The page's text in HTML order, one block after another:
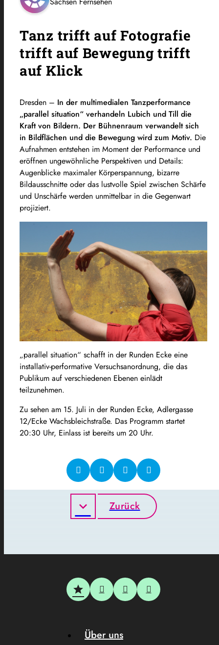
Tanz trifft auf Fotografie
trifft auf Bewegung trifft
auf Klick
Dresden – In der multimedialen Tanzperformance
„parallel situation“ verhandeln Lubich und Till die
Kraft von Bildern. Der Bühnenraum verwandelt sich
in Bildflächen und die Bewegung wird zum Motiv. Die
Aufnahmen entstehen im Moment der Performance und
eröffnen ungewöhnliche Perspektiven und Details:
Augenblicke maximaler Körperspannung, bizarre
Bildausschnitte oder das lustvolle Spiel zwischen Schärfe
und Unschärfe werden unmittelbar in die Gegenwart
projiziert.
„parallel situation“ schafft in der Runden Ecke eine
installativ-performative Versuchsanordnung, die das
Publikum auf verschiedenen Ebenen einlädt
teilzunehmen.
Zu sehen am 15. Juli in der Runden Ecke, Adlergasse
12/Ecke Wachsbleichstraße. Das Programm startet
20:30 Uhr, Einlass ist bereits um 20 Uhr.
Zurück
Über uns